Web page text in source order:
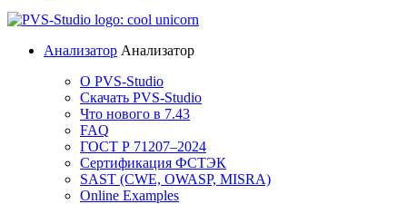
Анализатор Анализатор
О PVS-Studio
Скачать PVS-Studio
Что нового в 7.43
FAQ
ГОСТ Р 71207–2024
Сертификация ФСТЭК
SAST (CWE, OWASP, MISRA)
Online Examples